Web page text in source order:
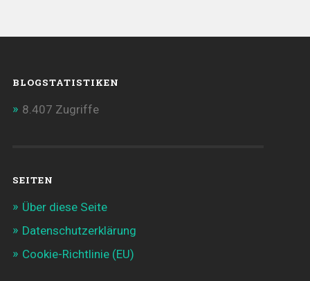
BLOGSTATISTIKEN
8.407 Zugriffe
SEITEN
Über diese Seite
Datenschutzerklärung
Cookie-Richtlinie (EU)